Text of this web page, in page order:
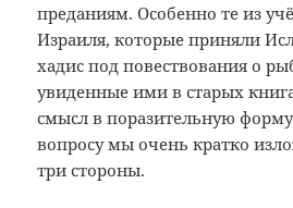
преданиям. Особенно те из
Израиля, которые приняли
хадис под повествования о
увиденные ими в старых
смысл в поразительную
вопросу мы очень кратко
три стороны.